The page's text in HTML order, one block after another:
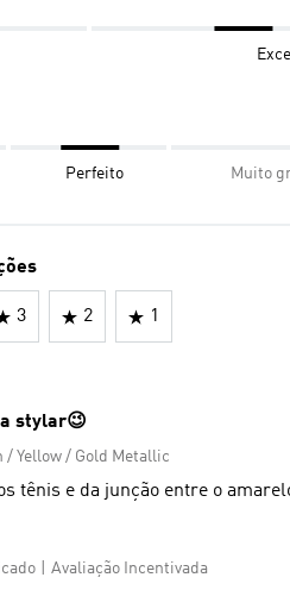
Perfeito Muito
3 2 1
stylar😉
/ Yellow / Gold Metallic
tênis e da junção entre o
Avaliação Incentivada